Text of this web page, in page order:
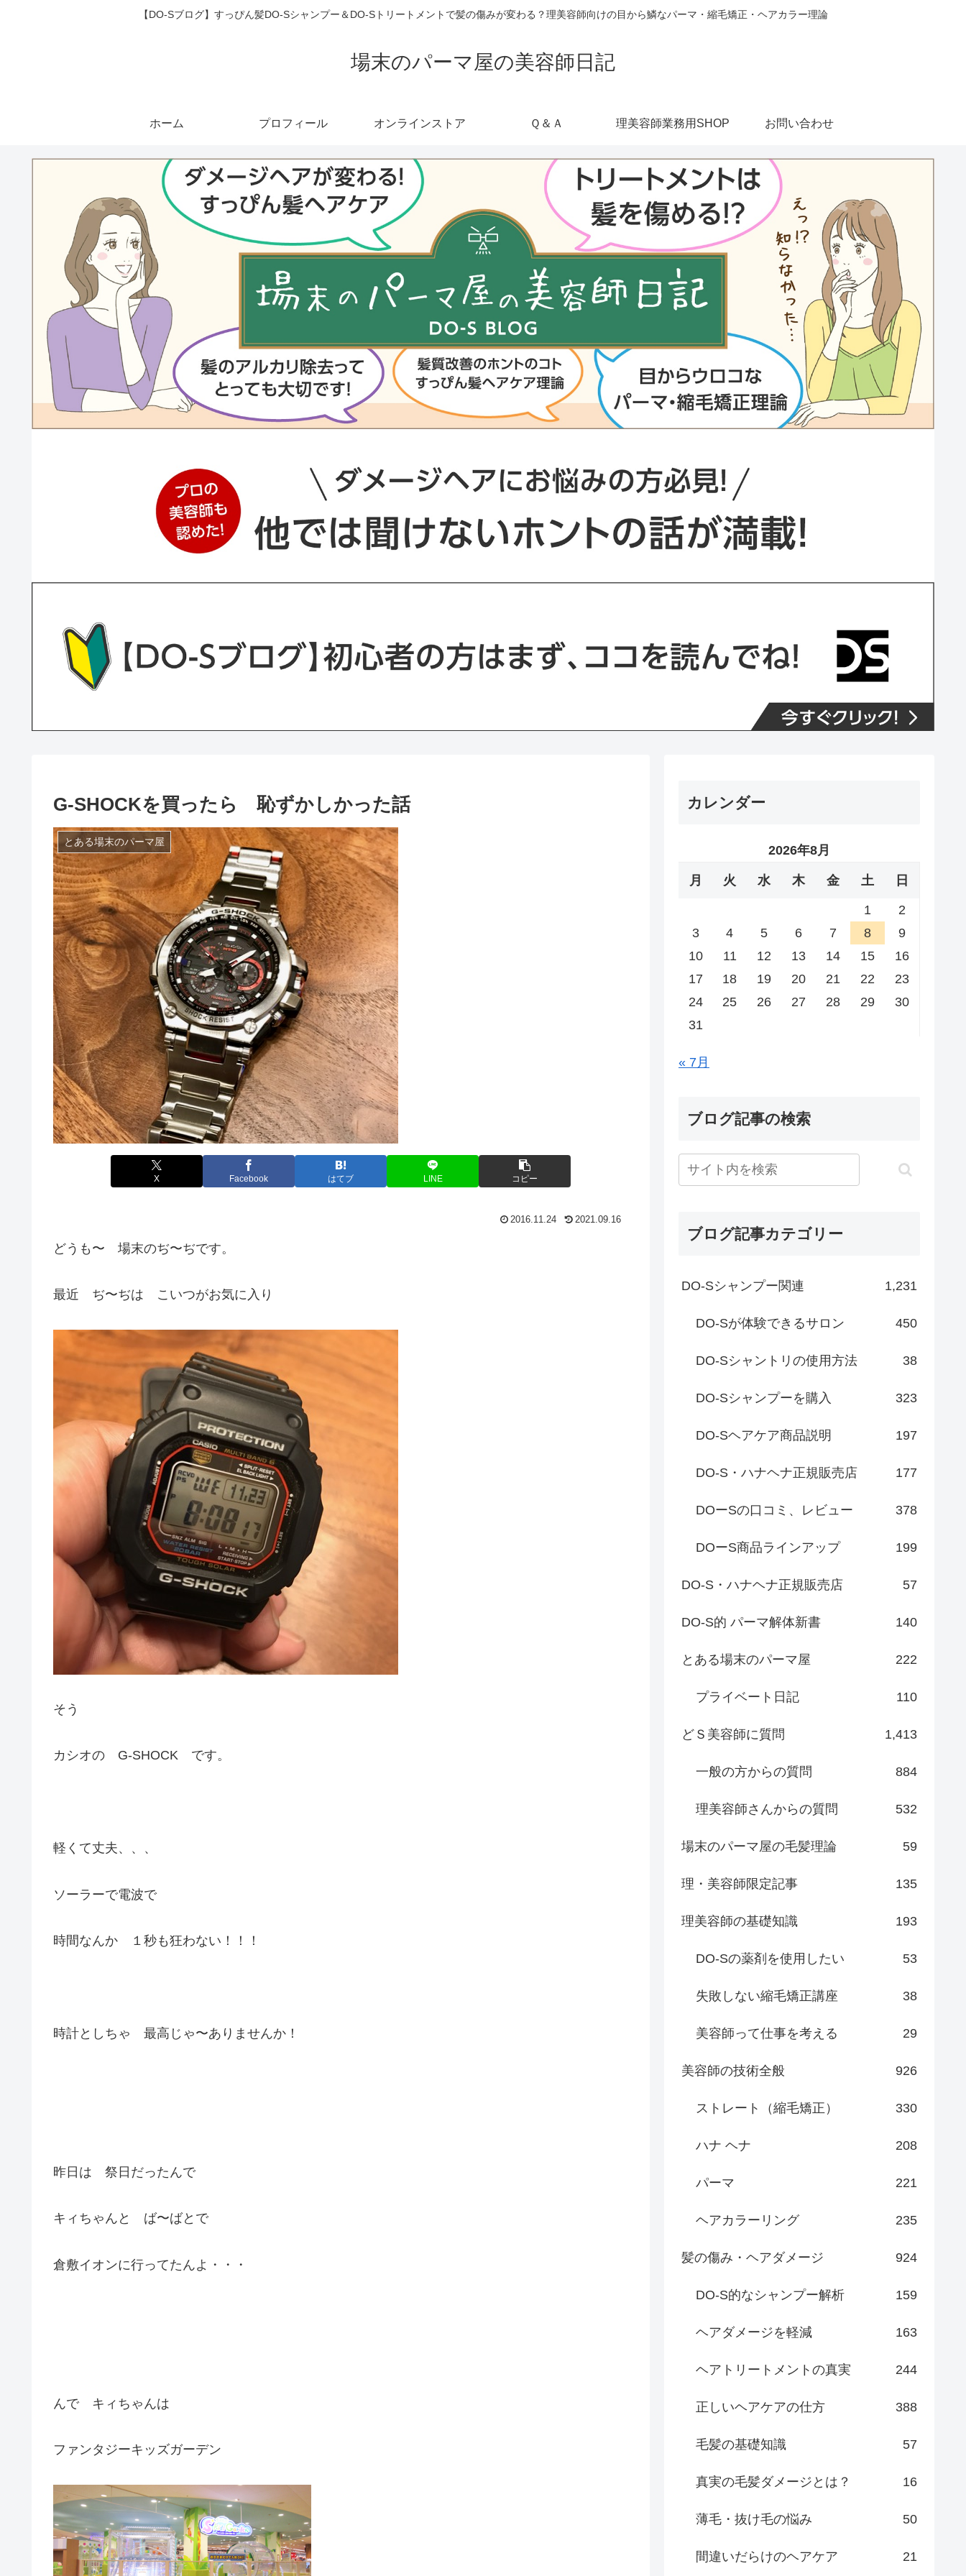
【DO-Sブログ】すっぴん髪DO-Sシャンプー＆DO-Sトリートメントで髪の傷みが変わる？理美容師向けの目から鱗なパーマ・縮毛矯正・ヘアカラー理論
場末のパーマ屋の美容師日記
ホーム プロフィール オンラインストア Ｑ＆Ａ 理美容師業務用SHOP お問い合わせ
G-SHOCKを買ったら 恥ずかしかった話
とある場末のパーマ屋
X Facebook はてブ LINE コピー
2016.11.24 2021.09.16
どうも〜 場末のぢ〜ぢです。
最近 ぢ〜ぢは こいつがお気に入り
そう
カシオの G-SHOCK です。
軽くて丈夫、、、
ソーラーで電波で
時間なんか １秒も狂わない！！！
時計としちゃ 最高じゃ〜ありませんか！
昨日は 祭日だったんで
キィちゃんと ば〜ばとで
倉敷イオンに行ってたんよ・・・
んで キィちゃんは
ファンタジーキッズガーデン
カレンダー
2026年8月
月 火 水 木 金 土 日
1
2
3
4 5 6 7 8
9
10
11 12 13 14 15
16
17
18 19 20 21 22
23
24
25 26 27 28 29
30
31
« 7月
ブログ記事の検索
ブログ記事カテゴリー
DO-Sシャンプー関連 1,231
DO-Sが体験できるサロン 450
DO-Sシャントリの使用方法 38
DO-Sシャンプーを購入 323
DO-Sヘアケア商品説明 197
DO-S・ハナヘナ正規販売店 177
DOーSの口コミ、レビュー 378
DOーS商品ラインアップ 199
DO-S・ハナヘナ正規販売店 57
DO-S的 パーマ解体新書 140
とある場末のパーマ屋 222
プライベート日記 110
どＳ美容師に質問 1,413
一般の方からの質問 884
理美容師さんからの質問 532
場末のパーマ屋の毛髪理論 59
理・美容師限定記事 135
理美容師の基礎知識 193
DO-Sの薬剤を使用したい 53
失敗しない縮毛矯正講座 38
美容師って仕事を考える 29
美容師の技術全般 926
ストレート（縮毛矯正） 330
ハナ ヘナ 208
パーマ 221
ヘアカラーリング 235
髪の傷み・ヘアダメージ 924
DO-S的なシャンプー解析 159
ヘアダメージを軽減 163
ヘアトリートメントの真実 244
正しいヘアケアの仕方 388
毛髪の基礎知識 57
真実の毛髪ダメージとは？ 16
薄毛・抜け毛の悩み 50
間違いだらけのヘアケア 21